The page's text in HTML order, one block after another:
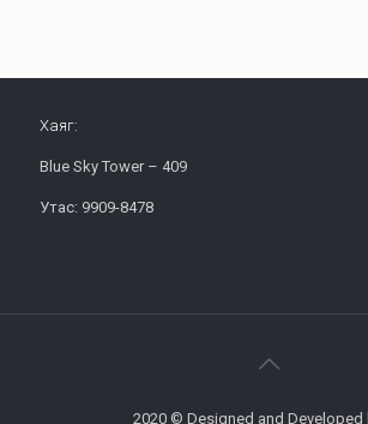
Хаяг:
Blue Sky Tower – 409
Утас: 9909-8478
2020 © Designed and Developed